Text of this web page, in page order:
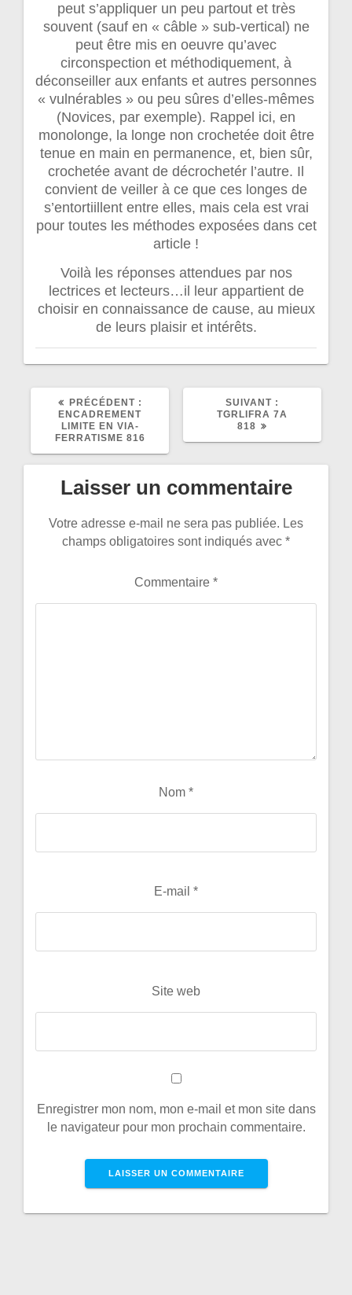
peut s’appliquer un peu partout et très
souvent (sauf en « câble » sub-vertical) ne
peut être mis en oeuvre qu’avec
circonspection et méthodiquement, à
déconseiller aux enfants et autres personnes
« vulnérables » ou peu sûres d’elles-mêmes
(Novices, par exemple). Rappel ici, en
monolonge, la longe non crochetée doit être
tenue en main en permanence, et, bien sûr,
crochetée avant de décrochetér l’autre. Il
convient de veiller à ce que ces longes de
s’entortiillent entre elles, mais cela est vrai
pour toutes les méthodes exposées dans cet
article !
Voilà les réponses attendues par nos
lectrices et lecteurs…il leur appartient de
choisir en connaissance de cause, au mieux
de leurs plaisir et intérêts.
PRÉCÉDENT :
PRÉCÉDENT
ENCADREMENT
LIMITE EN VIA-
FERRATISME 816
SUIVANT :
SUIVANT
TGRLIFRA 7A
818
Laisser un commentaire
Votre adresse e-mail ne sera pas publiée. Les
champs obligatoires sont indiqués avec *
Commentaire *
Nom *
E-mail *
Site web
Enregistrer mon nom, mon e-mail et mon site dans
le navigateur pour mon prochain commentaire.